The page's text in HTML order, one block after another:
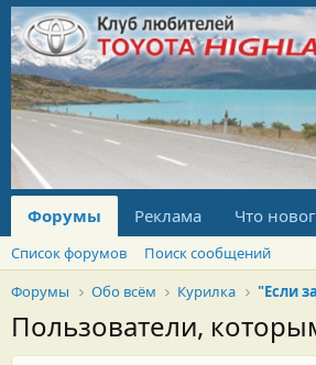
Форумы Реклама Что
Список форумов
Поиск сообщений
Форумы
Обо всём Курилка "Если
Пользователи,